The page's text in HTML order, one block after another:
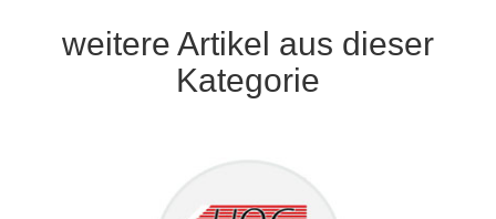
weitere Artikel aus dieser
Kategorie